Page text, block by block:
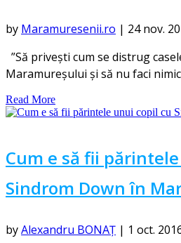
by Maramuresenii.ro | 24 nov.
”Să privești cum se distrug
Maramureșului și să nu faci
Read More
Cum e să fii
Sindrom Down în
byAlexandru BONAȚ | 1 oct.